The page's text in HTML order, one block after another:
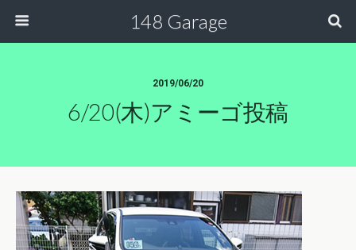
148 Garage
2019/06/20
6/20(木)アミーゴ投稿